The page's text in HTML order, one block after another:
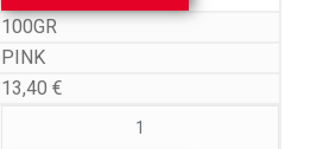
100GR
PINK
13,40 €